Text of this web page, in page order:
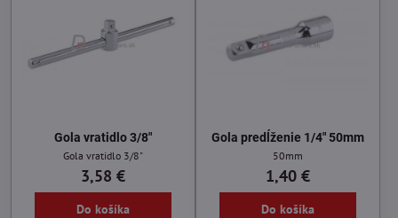
Gola vratidlo 3/8"
Gola vratidlo 3/8"
3,58 €
Do košíka
Gola predĺženie 1/4" 50mm
50mm
1,40 €
Do košíka